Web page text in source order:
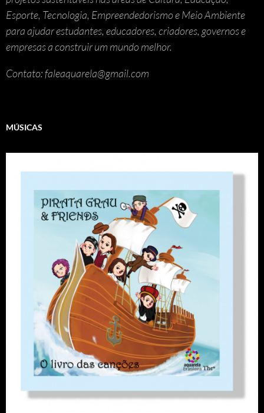
Esporte, Tecnologia, Empreendedorismo e Meio Ambiente
para ajudar estudantes, educadores, criadores, governos e
empresas a construir um mundo melhor.
Contato: faleaquarela@gmail.com
MÚSICAS